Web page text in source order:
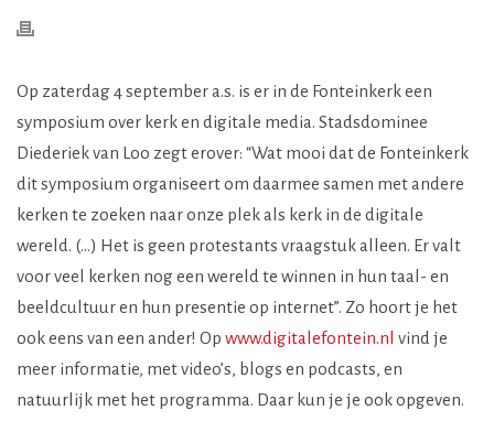
Op zaterdag 4 september a.s. is er in de Fonteinkerk een
symposium over kerk en digitale media. Stadsdominee
Diederiek van Loo zegt erover: “Wat mooi dat de Fonteinkerk
dit symposium organiseert om daarmee samen met andere
kerken te zoeken naar onze plek als kerk in de digitale
wereld. (…) Het is geen protestants vraagstuk alleen. Er valt
voor veel kerken nog een wereld te winnen in hun taal- en
beeldcultuur en hun presentie op internet”. Zo hoort je het
ook eens van een ander! Op www.digitalefontein.nl vind je
meer informatie, met video’s, blogs en podcasts, en
natuurlijk met het programma. Daar kun je je ook opgeven.